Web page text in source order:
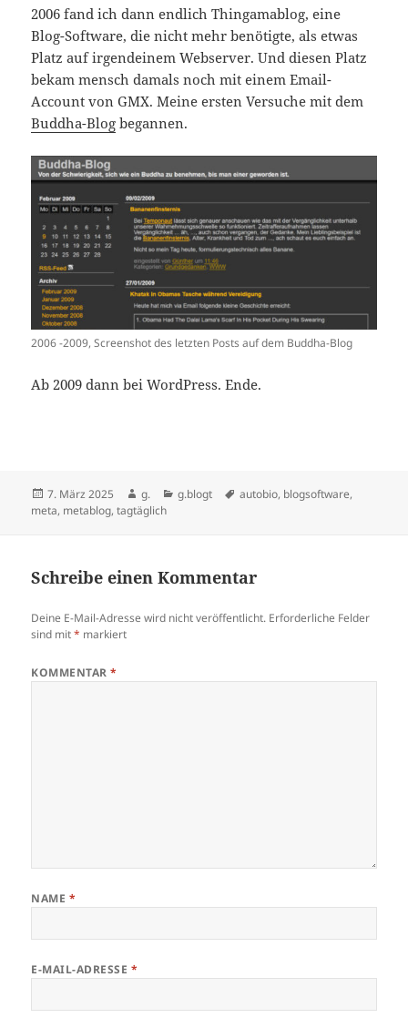
2006 fand ich dann endlich Thingamablog, eine
Blog-Software, die nicht mehr benötigte, als etwas
Platz auf irgendeinem Webserver. Und diesen Platz
bekam mensch damals noch mit einem Email-
Account von GMX. Meine ersten Versuche mit dem
Buddha-Blog begannen.
2006 -2009, Screenshot des letzten Posts auf dem Buddha-Blog
Ab 2009 dann bei WordPress. Ende.
Veröffentlicht
am
7. März 2025 Autor
g. Kategorien
g.blogt Schlagwörter
autobio, blogsoftware,
meta, metablog,tagtäglich
Schreibe einen Kommentar
Deine E-Mail-Adresse wird nicht veröffentlicht. Erforderliche Felder
sind mit* markiert
KOMMENTAR*
NAME *
E-MAIL-ADRESSE *